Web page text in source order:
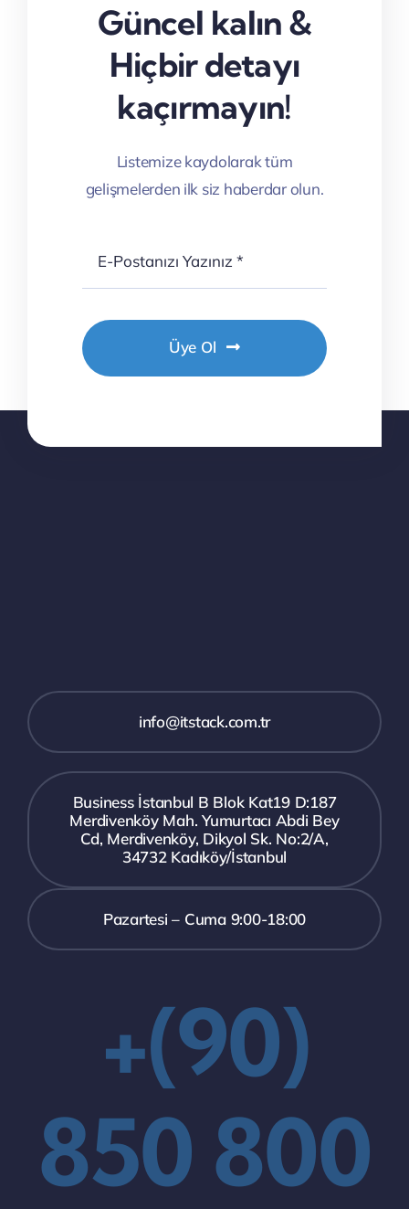
Güncel kalın &
Hiçbir detayı
kaçırmayın!
Listemize kaydolarak tüm
gelişmelerden ilk siz haberdar olun.
Üye Ol
info@itstack.com.tr
Business İstanbul B Blok Kat19 D:187
Merdivenköy Mah. Yumurtacı Abdi Bey
Cd, Merdivenköy, Dikyol Sk. No:2/A,
34732 Kadıköy/İstanbul
Pazartesi – Cuma 9:00-18:00
+(90)
850 800